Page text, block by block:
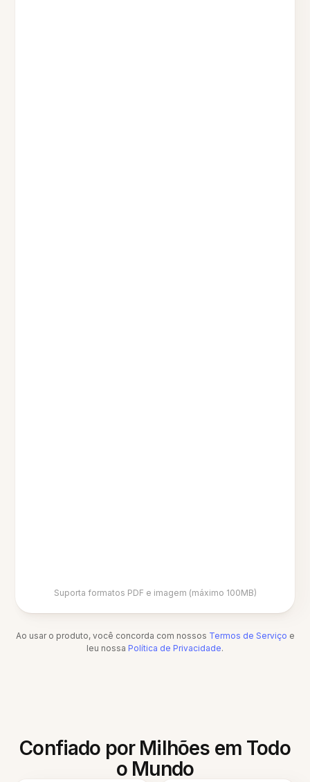
Suporta formatos PDF e imagem (máximo 100MB)
Ao usar o produto, você concorda com nossos Termos de Serviço e
leu nossa Política de Privacidade.
Confiado por Milhões em Todo
o Mundo